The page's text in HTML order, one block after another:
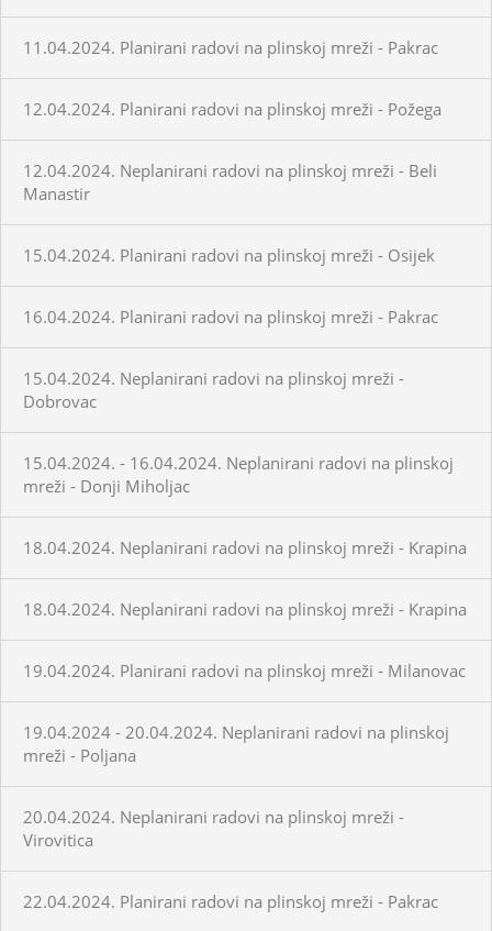
11.04.2024. Planirani radovi na plinskoj mreži - Pakrac
12.04.2024. Planirani radovi na plinskoj mreži - Požega
12.04.2024. Neplanirani radovi na plinskoj mreži - Beli
Manastir
15.04.2024. Planirani radovi na plinskoj mreži - Osijek
16.04.2024. Planirani radovi na plinskoj mreži - Pakrac
15.04.2024. Neplanirani radovi na plinskoj mreži -
Dobrovac
15.04.2024. - 16.04.2024. Neplanirani radovi na plinskoj
mreži - Donji Miholjac
18.04.2024. Neplanirani radovi na plinskoj mreži - Krapina
18.04.2024. Neplanirani radovi na plinskoj mreži - Krapina
19.04.2024. Planirani radovi na plinskoj mreži - Milanovac
19.04.2024 - 20.04.2024. Neplanirani radovi na plinskoj
mreži - Poljana
20.04.2024. Neplanirani radovi na plinskoj mreži -
Virovitica
22.04.2024. Planirani radovi na plinskoj mreži - Pakrac